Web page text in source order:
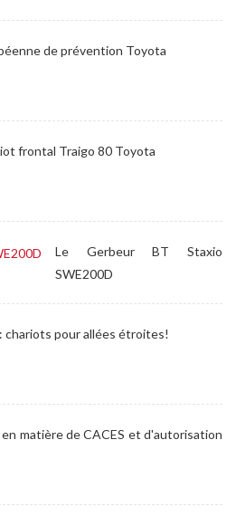
de prévention Toyota
frontal Traigo 80 Toyota
Le Gerbeur BT Staxio
SWE200D
chariots pour allées étroites!
matière de CACES et d'autorisation